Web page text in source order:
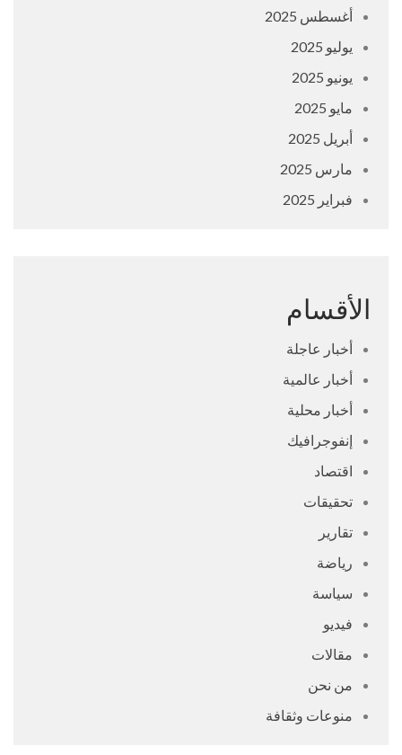
أغسطس 2025
يوليو 2025
يونيو 2025
مايو 2025
أبريل 2025
مارس 2025
فبراير 2025
الأقسام
أخبار عاجلة
أخبار عالمية
أخبار محلية
إنفوجرافيك
اقتصاد
تحقيقات
تقارير
رياضة
سياسة
فيديو
مقالات
من نحن
منوعات وثقافة